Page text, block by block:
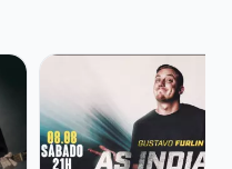
- SHOW SOLO
Veja mais sobre